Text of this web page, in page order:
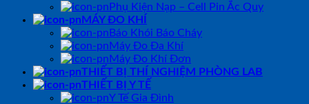
Phụ Kiện Nạp – Cell Pin Ắc Quy
MÁY ĐO KHÍ
Báo Khói Báo Cháy
Máy Đo Đa Khí
Máy Đo Khí Đơn
THIẾT BỊ THÍ NGHIỆM PHÒNG LAB
THIẾT BỊ Y TẾ
Y Tế Gia Đình